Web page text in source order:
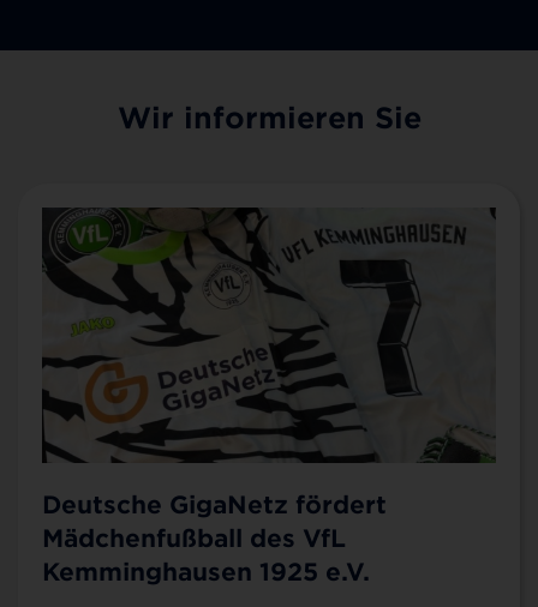
Wir informieren Sie
Deutsche GigaNetz fördert
Mädchenfußball des VfL
Kemminghausen 1925 e.V.